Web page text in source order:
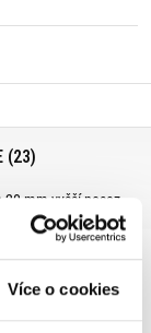
Více o cookies
(23)
20 mm vyšší posez